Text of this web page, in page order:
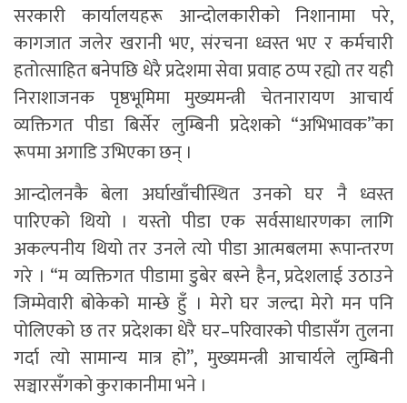
सरकारी कार्यालयहरू आन्दोलकारीको निशानामा परे,
कागजात जलेर खरानी भए, संरचना ध्वस्त भए र कर्मचारी
हतोत्साहित बनेपछि धेरै प्रदेशमा सेवा प्रवाह ठप्प रह्यो तर यही
निराशाजनक पृष्ठभूमिमा मुख्यमन्त्री चेतनारायण आचार्य
व्यक्तिगत पीडा बिर्सेर लुम्बिनी प्रदेशको “अभिभावक”का
रूपमा अगाडि उभिएका छन् ।
आन्दोलनकै बेला अर्घाखाँचीस्थित उनको घर नै ध्वस्त
पारिएको थियो । यस्तो पीडा एक सर्वसाधारणका लागि
अकल्पनीय थियो तर उनले त्यो पीडा आत्मबलमा रूपान्तरण
गरे । “म व्यक्तिगत पीडामा डुबेर बस्ने हैन, प्रदेशलाई उठाउने
जिम्मेवारी बोकेको मान्छे हुँ । मेरो घर जल्दा मेरो मन पनि
पोलिएको छ तर प्रदेशका धेरै घर–परिवारको पीडासँग तुलना
गर्दा त्यो सामान्य मात्र हो”, मुख्यमन्त्री आचार्यले लुम्बिनी
सञ्चारसँगकाे कुराकानीमा भने ।